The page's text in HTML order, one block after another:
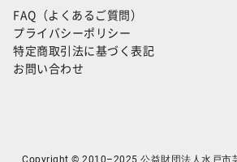
FAQ（よくあるご質問）
プライバシーポリシー
特定商取引法に基づく表記
お問い合わせ
Copyright © 2010–2025 公益財団法人水戸市